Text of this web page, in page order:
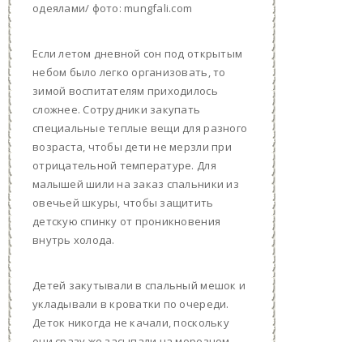
одеялами/ фото: mungfali.com
Если летом дневной сон под открытым
небом было легко организовать, то
зимой воспитателям приходилось
сложнее. Сотрудники закупать
специальные теплые вещи для разного
возраста, чтобы дети не мерзли при
отрицательной температуре. Для
малышей шили на заказ спальники из
овечьей шкуры, чтобы защитить
детскую спинку от проникновения
внутрь холода.
Детей закутывали в спальный мешок и
укладывали в кроватки по очереди.
Деток никогда не качали, поскольку